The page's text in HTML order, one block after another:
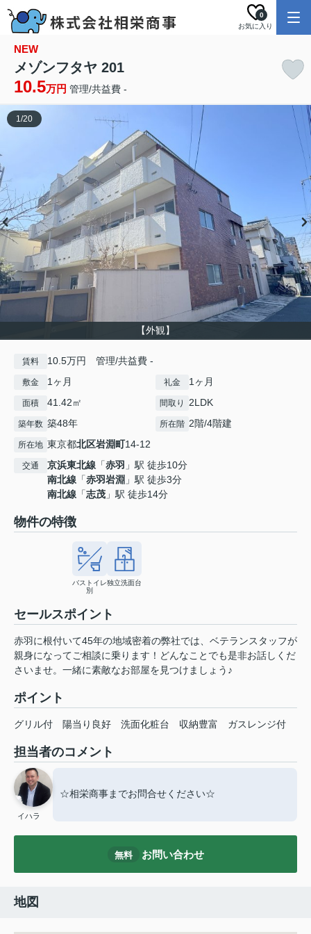
お気に入り
0
NEW
メゾンフタヤ 201
10.5万円 管理/共益費 -
【外観】
1/20
賃料 10.5万円 管理/共益費 -
敷金 1ヶ月 礼金 1ヶ月
面積 41.42㎡ 間取り 2LDK
築年数 築48年 所在階 2階/4階建
所在地 東京都北区岩淵町14-12
交通 京浜東北線 「赤羽 」駅 徒歩10分
南北線 「赤羽岩淵 」駅 徒歩3分
南北線 「志茂 」駅 徒歩14分
物件の特徴
バストイレ
別
独立洗面台
セールスポイント
赤羽に根付いて45年の地域密着の弊社では、ベテランスタッフが
親身になってご相談に乗ります！どんなことでも是非お話しくだ
さいませ。一緒に素敵なお部屋を見つけましょう♪
ポイント
グリル付 陽当り良好 洗面化粧台 収納豊富 ガスレンジ付
担当者のコメント
イハラ
☆相栄商事までお問合せください☆
無料 お問い合わせ
地図